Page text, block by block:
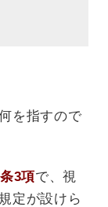
を指すので
3項で、視
定が設けら